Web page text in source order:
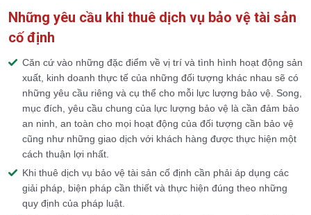
Những yêu cầu khi thuê dịch vụ bảo vệ tài sản
cố định
Căn cứ vào những đặc điểm về vị trí và tình hình hoạt động sản
xuất, kinh doanh thực tế của những đối tượng khác nhau sẽ có
những yêu cầu riêng và cụ thể cho mỗi lực lượng bảo vệ. Song,
mục đích, yêu cầu chung của lực lượng bảo vệ là cần đảm bảo
an ninh, an toàn cho mọi hoạt động của đối tượng cần bảo vệ
cũng như những giao dịch với khách hàng được thực hiện một
cách thuận lợi nhất.
Khi thuê dịch vụ bảo vệ tài sản cố định cần phải áp dụng các
giải pháp, biện pháp cần thiết và thực hiện đúng theo những
quy định của pháp luật.